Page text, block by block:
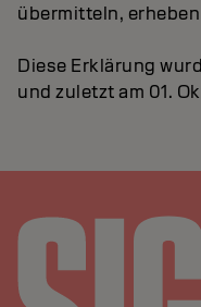
übermitteln,
Diese Erklärung
und zuletzt am 01.